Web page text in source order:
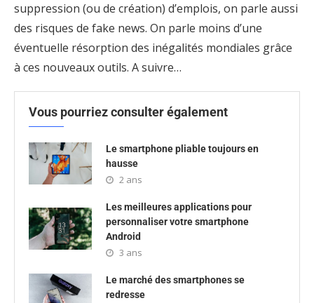
suppression (ou de création) d’emplois, on parle aussi
des risques de fake news. On parle moins d’une
éventuelle résorption des inégalités mondiales grâce
à ces nouveaux outils. A suivre…
Vous pourriez consulter également
Le smartphone pliable toujours en
hausse
2 ans
Les meilleures applications pour
personnaliser votre smartphone
Android
3 ans
Le marché des smartphones se
redresse